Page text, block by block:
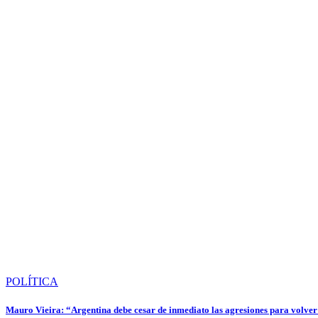
POLÍTICA
Mauro Vieira: “Argentina debe cesar de inmediato las agresiones para